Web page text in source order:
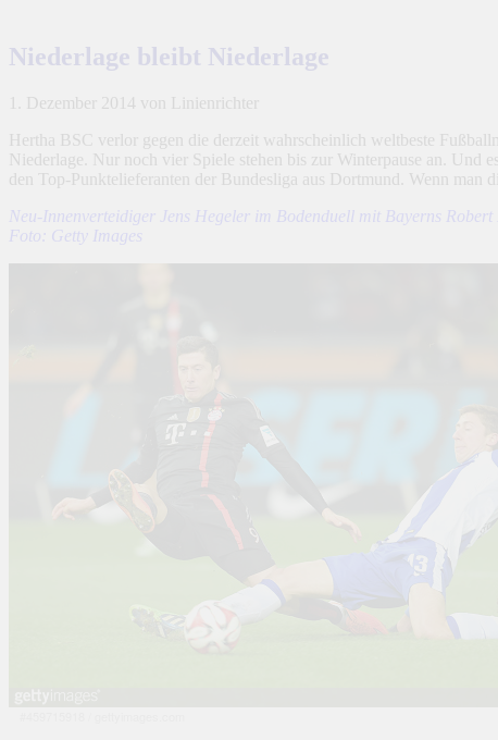
Niederlage bleibt Niederlage
1. Dezember 2014 von Linienrichter
Hertha BSC verlor gegen die derzeit wahrscheinlich weltbeste
Niederlage. Nur noch vier Spiele stehen bis zur Winterpause an. Und
den Top-Punktelieferanten der Bundesliga aus Dortmund. Wenn man
Neu-Innenverteidiger Jens Hegeler im Bodenduell mit Bayerns Robert
Foto: Getty Images